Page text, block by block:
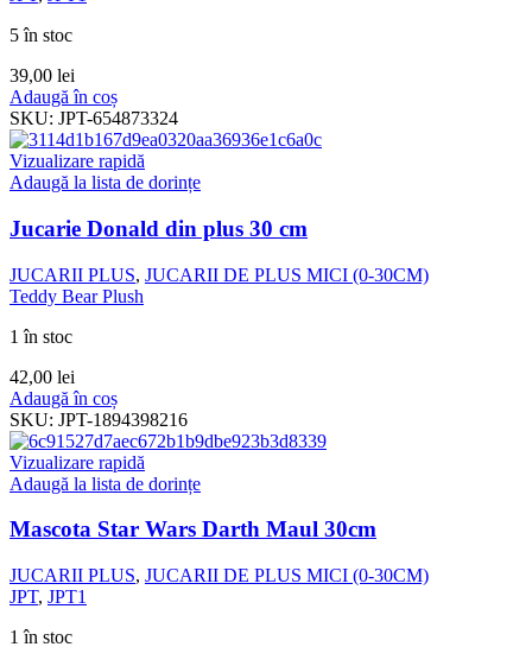
5 în stoc
39,00 lei
Adaugă în coș
SKU: JPT-654873324
Vizualizare rapidă
Adaugă la lista de dorințe
Jucarie Donald din plus 30 cm
JUCARII PLUS, JUCARII DE PLUS MICI (0-30CM)
Teddy Bear Plush
1 în stoc
42,00 lei
Adaugă în coș
SKU: JPT-1894398216
Vizualizare rapidă
Adaugă la lista de dorințe
Mascota Star Wars Darth Maul 30cm
JUCARII PLUS, JUCARII DE PLUS MICI (0-30CM)
JPT, JPT1
1 în stoc